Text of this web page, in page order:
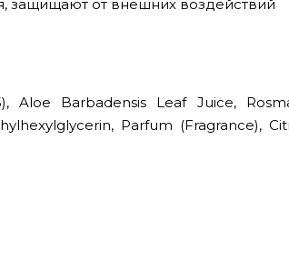
защищают от внешних воздействий
Aloe Barbadensis Leaf Juice,
Parfum (Fragrance),